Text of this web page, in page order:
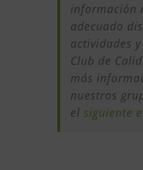
información
adecuado
actividades
Club de
más
nuestros
el siguiente